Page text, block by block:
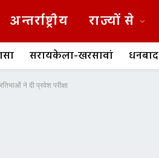
अन्तर्राष्ट्रीय राज्यों से
सरायकेला-खरसावां धनबाद
ने दी प्रवेश परीक्षा